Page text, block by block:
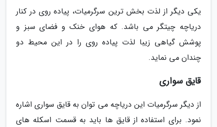
یکی دیگر از لذت بخش ترین سرگرمیات، پیاده روی در کنار
دریاچه چیتگر می باشد. که هوای خنک و فضای سبز و
پوشش گیاهی زیبا لذت پیاده روی را در این محیط دو
چندان می نماید.
قایق سواری
از دیگر سرگرمیات این دریاچه می توان به قایق سواری اشاره
نمود. برای استفاده از قایق ها باید به قسمت اسکله های